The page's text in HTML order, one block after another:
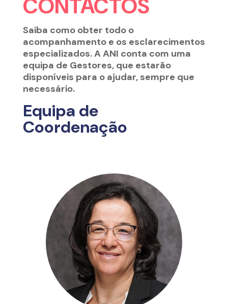
CONTACTOS
Saiba como obter todo o
acompanhamento e os esclarecimentos
especializados. A ANI conta com uma
equipa de Gestores, que estarão
disponíveis para o ajudar, sempre que
necessário.
Equipa de
Coordenação